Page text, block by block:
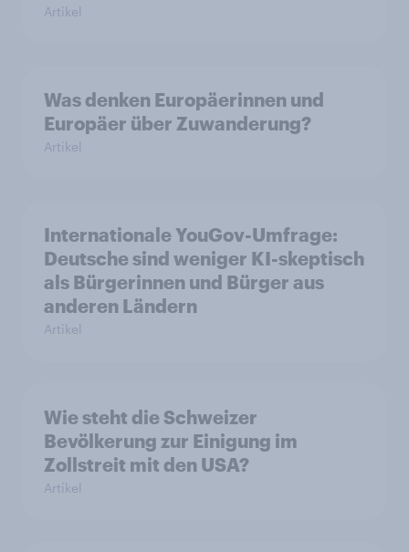
Artikel
Was denken Europäerinnen und
Europäer über Zuwanderung?
Artikel
Internationale YouGov-Umfrage:
Deutsche sind weniger KI-skeptisch
als Bürgerinnen und Bürger aus
anderen Ländern
Artikel
Wie steht die Schweizer
Bevölkerung zur Einigung im
Zollstreit mit den USA?
Artikel